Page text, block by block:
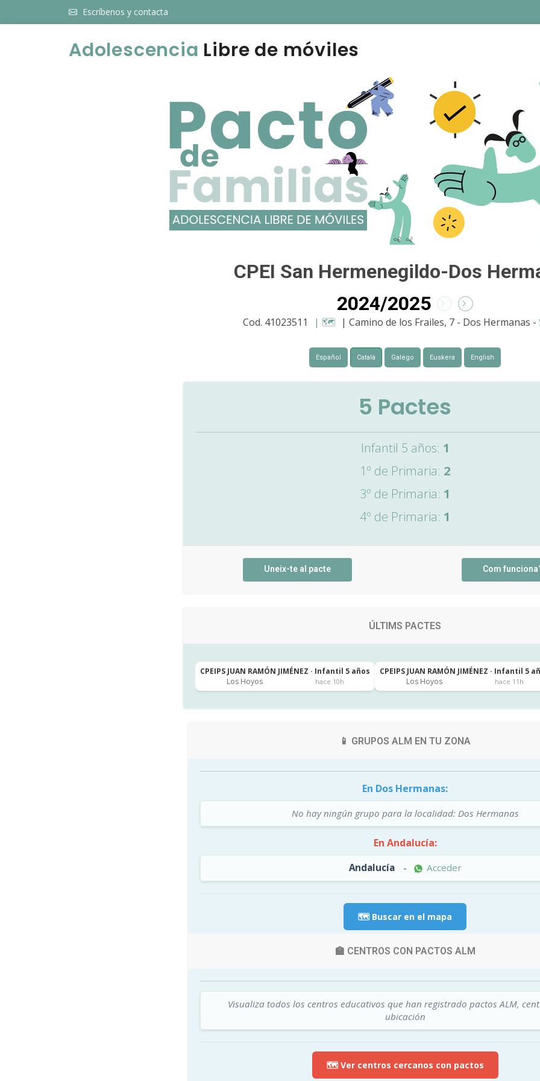
Escríbenos y contacta
Adolescencia Libre de móviles
CPEI San Hermenegildo-Dos
2024/2025
Cod. 41023511 | 🗺️ | Camino de los Frailes, 7 - Dos Hermanas -
Español Català Galego Euskera English
5 Pactes
Infantil 5 años: 1
1º de Primaria: 2
3º de Primaria: 1
4º de Primaria: 1
Uneix-te al pacte Com
ÚLTIMS PACTES
CPEIPS JUAN RAMÓN JIMÉNEZ · Infantil 5 años
Los Hoyos
hace 10h
CPEIPS JUAN RAMÓN JIMÉNEZ · Infantil 5
Los Hoyos
hace 11h
📱 GRUPOS ALM EN TU ZONA
En Dos Hermanas:
No hay ningún grupo para la localidad: Dos Hermanas
En Andalucía:
Andalucía - Acceder
🗺️ Buscar en el mapa
🏫 CENTROS CON PACTOS ALM
Visualiza todos los centros educativos que han registrado pactos ALM,
ubicación
🗺️ Ver centros cercanos con pactos